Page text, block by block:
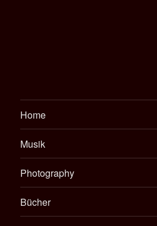
Home
Musik
Photography
Bücher